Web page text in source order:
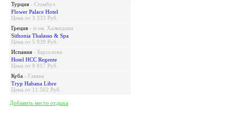
Турция - Стамбул
Flower Palace Hotel
Цена от 3 333 Руб.
Греция - п-ов. Халкидики
Sithonia Thalasso & Spa
Цена от 5 939 Руб.
Испания - Барселона
Hotel HCC Regente
Цена от 9 817 Руб.
Куба - Гавана
Tryp Habana Libre
Цена от 11 502 Руб.
Добавить место отдыха